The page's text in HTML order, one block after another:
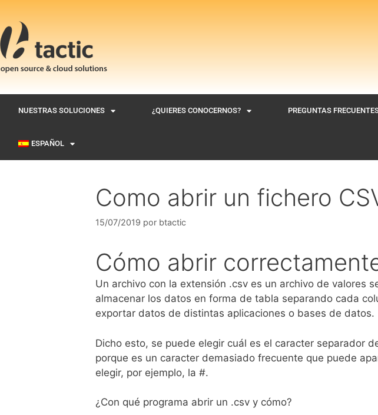
NUESTRAS SOLUCIONES ¿QUIERES CONOCERNOS? PREGUNTAS
ESPAÑOL
Como abrir un fichero
15/07/2019 por btactic
Cómo abrir
Un archivo con la extensión .csv es un archivo de valores
almacenar los datos en forma de tabla separando cada
exportar datos de distintas aplicaciones o bases de datos.
Dicho esto, se puede elegir cuál es el caracter separador
porque es un caracter demasiado frecuente que puede
elegir, por ejemplo, la #.
¿Con qué programa abrir un .csv y cómo?